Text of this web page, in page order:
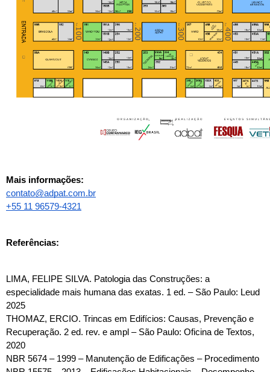
Mais informações:
contato@adpat.com.br
+55 11 96579-4321
Referências:
LIMA, FELIPE SILVA. Patologia das Construções: a
especialidade mais humana das exatas. 1 ed. – São Paulo: Leud
2025
THOMAZ, ERCIO. Trincas em Edifícios: Causas, Prevenção e
Recuperação. 2 ed. rev. e ampl – São Paulo: Oficina de Textos,
2020
NBR 5674 – 1999 – Manutenção de Edificações – Procedimento